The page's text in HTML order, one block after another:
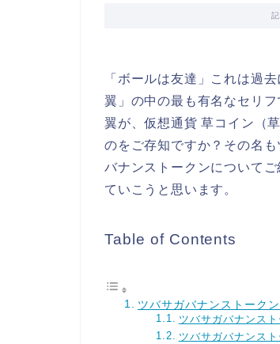
「ボールは友達」これは過
翼」の中の最も有名なセリ
翼が、仮想通貨 草コイン（
のをご存知ですか？その名
バナンストークンについて
ていこうと思います。
Table of Contents
ツバサガバナンストーク
ツバサガバナンス
ツバサガバナンス